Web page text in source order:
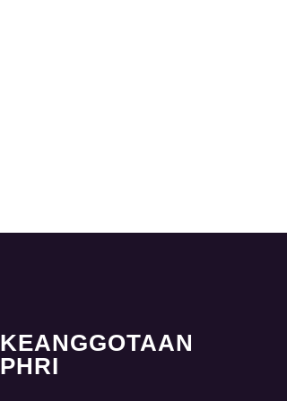
KEANGGOTAAN
PHRI